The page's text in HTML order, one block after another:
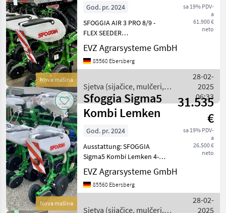
Nova mašina
SEEDER
Einzelkornsämaschine
sa 19% PDV-
a
61.900 €
neto
God. pr. 2024
SFOGGIA AIR 3 PRO 8/9 -
FLEX SEEDER
AUSSTATTUNG
Lagermaschine: - Hydr.
Doppelteleskoprahmen
mit Dreipunktanschluss
Kat. II/III - Vordere Rä
EVZ Agrarsysteme GmbH
85560 Ebersberg
Sjetva (sijačice, mulčeri,
sjetvospremači i dr) /
Sfoggia
28-02-
2025
06:33
Nova mašina
Sfoggia Sigma5
Kombi Lemken
31.535
€
sa 19% PDV-
a
26.500 €
neto
God. pr. 2024
Ausstattung: SFOGGIA
Sigma5 Kombi Lemken 4-
reihig 3 Meter Starrrahmen,
mit Aushubvorrichtung
passend zu Lemken Zirkon
Doppelkettenantrieb -
EVZ Agrarsysteme GmbH
85560 Ebersberg
Sjetva (sijačice, mulčeri,
28-02-
2025